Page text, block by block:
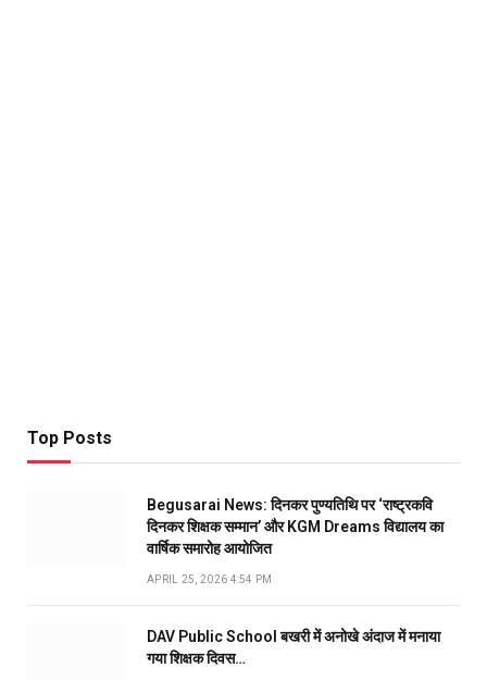
Top Posts
Begusarai News: दिनकर पुण्यतिथि पर ‘राष्ट्रकवि
दिनकर शिक्षक सम्मान’ और KGM Dreams विद्यालय का
वार्षिक समारोह आयोजित
APRIL 25, 2026 4:54 PM
DAV Public School बखरी में अनोखे अंदाज में मनाया
गया शिक्षक दिवस…